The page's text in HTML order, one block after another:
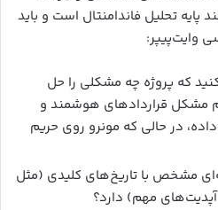
تحلیل فاندامنتال است و باید
وایت‌پیپر:
که پروژه چه مشکلی را حل
مشکل قراردادهای هوشمند و
در حالی که مونرو روی حریم
مشخص با تاریخ‌های کلیدی (مثل
آپدیت‌های مهم) دارد؟